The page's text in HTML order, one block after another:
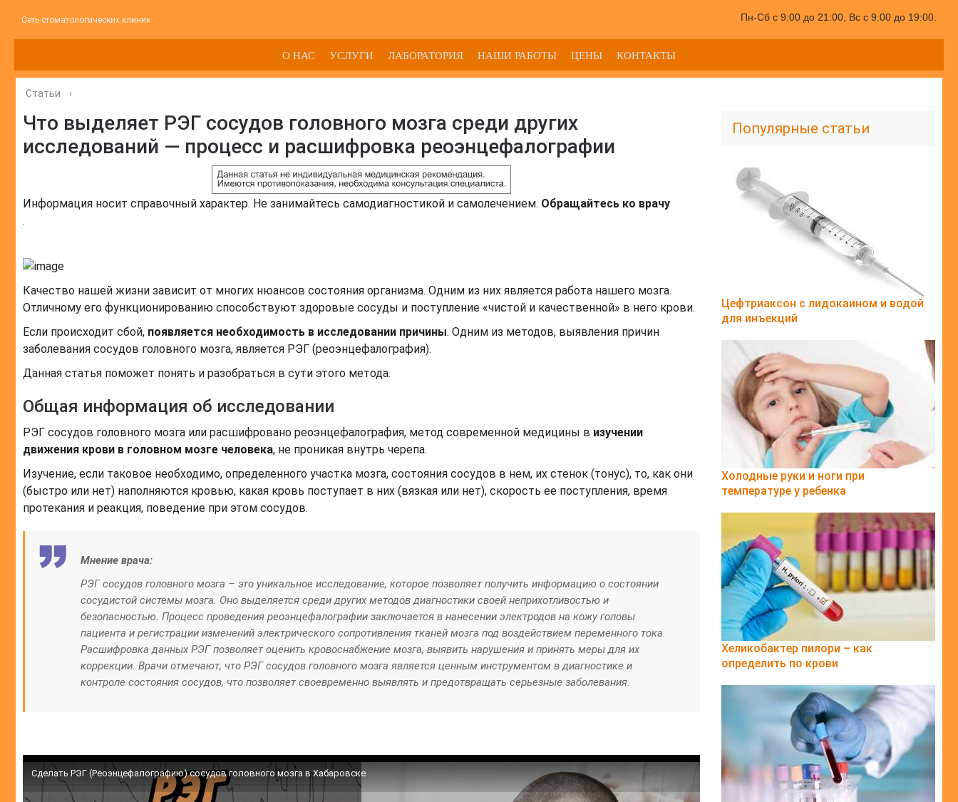
Сеть стоматологических клиник Пн-Сб с 9:00 до 21:00, Вс с 9:00 до 19:00.
О НАС УСЛУГИ ЛАБОРАТОРИЯ НАШИ РАБОТЫ ЦЕНЫ КОНТАКТЫ
Статьи ›
Что выделяет РЭГ сосудов головного мозга среди других
исследований — процесс и расшифровка реоэнцефалографии
Информация носит справочный характер. Не занимайтесь самодиагностикой и самолечением. Обращайтесь ко врачу
.
Качество нашей жизни зависит от многих нюансов состояния организма. Одним из них является работа нашего мозга.
Отличному его функционированию способствуют здоровые сосуды и поступление «чистой и качественной» в него крови.
Если происходит сбой, появляется необходимость в исследовании причины. Одним из методов, выявления причин
заболевания сосудов головного мозга, является РЭГ (реоэнцефалография).
Данная статья поможет понять и разобраться в сути этого метода.
Общая информация об исследовании
РЭГ сосудов головного мозга или расшифровано реоэнцефалография, метод современной медицины в изучении
движения крови в головном мозге человека, не проникая внутрь черепа.
Изучение, если таковое необходимо, определенного участка мозга, состояния сосудов в нем, их стенок (тонус), то, как они
(быстро или нет) наполняются кровью, какая кровь поступает в них (вязкая или нет), скорость ее поступления, время
протекания и реакция, поведение при этом сосудов.
Мнение врача:
РЭГ сосудов головного мозга – это уникальное исследование, которое позволяет получить информацию о состоянии
сосудистой системы мозга. Оно выделяется среди других методов диагностики своей неприхотливостью и
безопасностью. Процесс проведения реоэнцефалографии заключается в нанесении электродов на кожу головы
пациента и регистрации изменений электрического сопротивления тканей мозга под воздействием переменного тока.
Расшифровка данных РЭГ позволяет оценить кровоснабжение мозга, выявить нарушения и принять меры для их
коррекции. Врачи отмечают, что РЭГ сосудов головного мозга является ценным инструментом в диагностике и
контроле состояния сосудов, что позволяет своевременно выявлять и предотвращать серьезные заболевания.
Сделать РЭГ (Реоэнцефалографию) сосудов головного мозга в Хабаровске
Популярные статьи
Цефтриаксон с лидокаином и водой
для инъекций
Холодные руки и ноги при
температуре у ребенка
Хеликобактер пилори – как
определить по крови